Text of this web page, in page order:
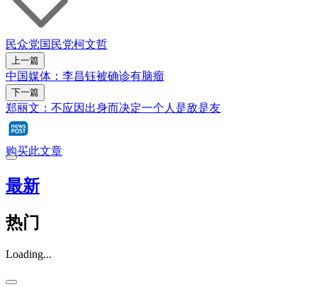
民众党国民党柯文哲
上一篇
中国媒体：李昌钰被确诊有脑瘤
下一篇
郑丽文：不应因出身而决定一个人是敌是友
购买此文章
最新
热门
Loading...